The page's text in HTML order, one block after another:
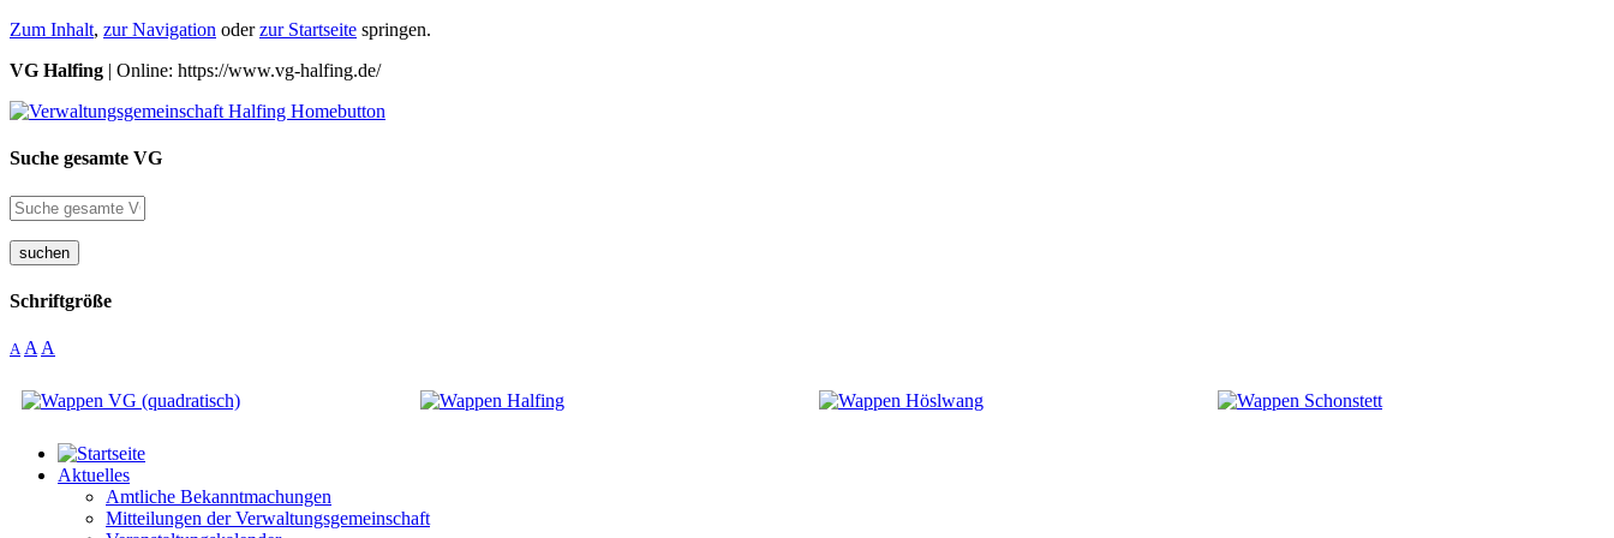
Zum Inhalt, zur Navigation oderzur Startseite springen.
VG Halfing | Online: https://www.vg-halfing.de/
Suche gesamte VG
suchen
Schriftgröße
A A A
Aktuelles
Amtliche Bekanntmachungen
Mitteilungen der Verwaltungsgemeinschaft